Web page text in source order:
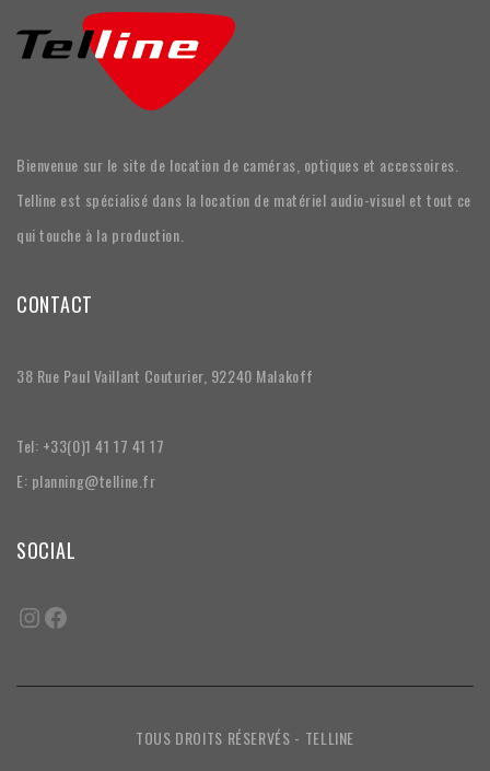
Bienvenue sur le site de location de caméras, optiques et accessoires.
Telline est spécialisé dans la location de matériel audio-visuel et tout ce
qui touche à la production.
CONTACT
38 Rue Paul Vaillant Couturier, 92240 Malakoff
Tel: +33(0)1 41 17 41 17
E: planning@telline.fr
SOCIAL
TOUS DROITS RÉSERVÉS - TELLINE